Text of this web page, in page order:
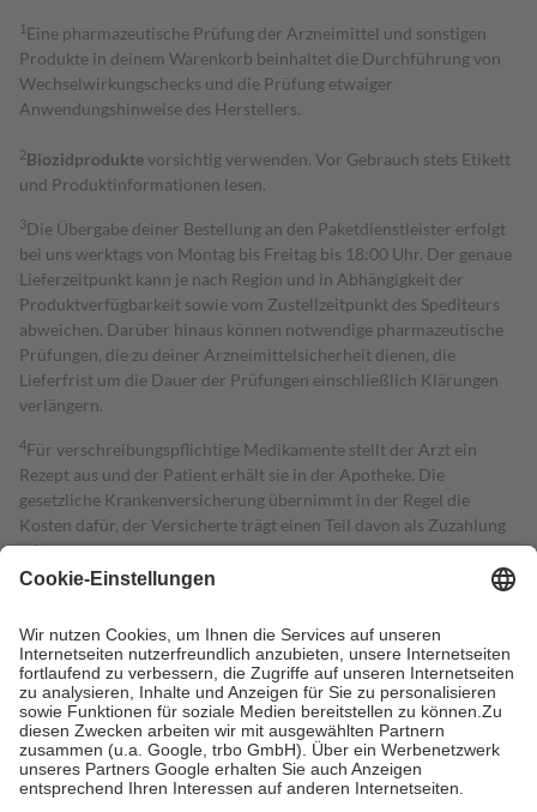
1 Eine pharmazeutische Prüfung der Arzneimittel und sonstigen
Produkte in deinem Warenkorb beinhaltet die Durchführung von
Wechselwirkungschecks und die Prüfung etwaiger
Anwendungshinweise des Herstellers.
2Biozidproduktevorsichtig verwenden. Vor Gebrauch stets Etikett
und Produktinformationen lesen.
3Die Übergabe deiner Bestellung an den Paketdienstleister erfolgt
bei uns werktags von Montag bis Freitag bis 18:00 Uhr. Der genaue
Lieferzeitpunkt kann je nach Region und in Abhängigkeit der
Produktverfügbarkeit sowie vom Zustellzeitpunkt des Spediteurs
abweichen. Darüber hinaus können notwendige pharmazeutische
Prüfungen, die zu deiner Arzneimittelsicherheit dienen, die
Lieferfrist um die Dauer der Prüfungen einschließlich Klärungen
verlängern.
4Für verschreibungspflichtige Medikamente stellt der Arzt ein
Rezept aus und der Patient erhält sie in der Apotheke. Die
gesetzliche Krankenversicherung übernimmt in der Regel die
Kosten dafür, der Versicherte trägt einen Teil davon als Zuzahlung
mit.
Grundsätzlich leisten Mitglieder Zuzahlungen in Höhe von zehn
höchstens zehn Euro.
Es sind jedoch nie mehr als die tatsächlichen
Kosten der Leistung zu entrichten.
Diese Regeln gelten grundsätzlich auch für Online-Apotheken.
Bei Heilmitteln und häuslicher Krankenpflege beträgt die
Zuzahlung zehn Prozent der Kosten sowie zehn Euro je
Verordnung.
Um das Engagement der Versicherten für ihre eigene Gesundheit zu
stärken und die besondere Stellung der Familie zu unterstützen,